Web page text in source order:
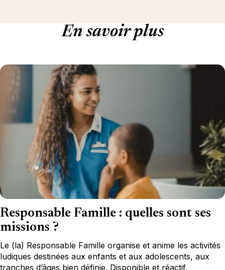
En savoir plus
Responsable Famille : quelles sont ses
missions ?
Le (la) Responsable Famille organise et anime les activités
ludiques destinées aux enfants et aux adolescents, aux
tranches d’âges bien définie. Disponible et réactif,